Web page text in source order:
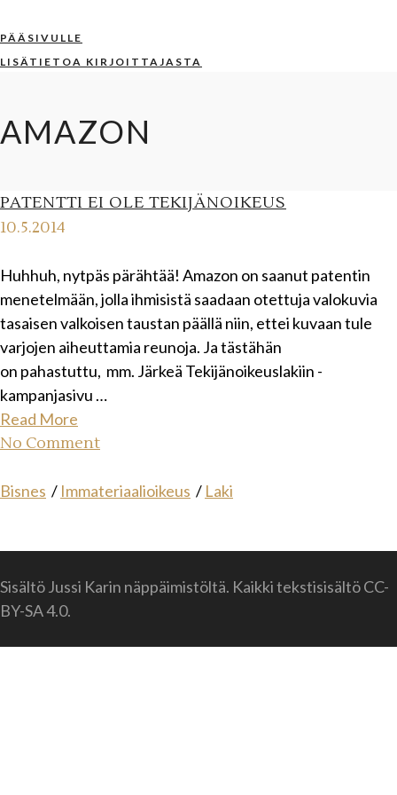
PÄÄSIVULLE
LISÄTIETOA KIRJOITTAJASTA
AMAZON
PATENTTI EI OLE TEKIJÄNOIKEUS
10.5.2014
Huhhuh, nytpäs pärähtää! Amazon on saanut patentin
menetelmään, jolla ihmisistä saadaan otettuja valokuvia
tasaisen valkoisen taustan päällä niin, ettei kuvaan tule
varjojen aiheuttamia reunoja. Ja tästähän
on pahastuttu, mm. Järkeä Tekijänoikeuslakiin -
kampanjasivu …
Read More
No Comment
Bisnes / Immateriaalioikeus / Laki
Sisältö Jussi Karin näppäimistöltä. Kaikki tekstisisältö CC-
BY-SA 4.0.